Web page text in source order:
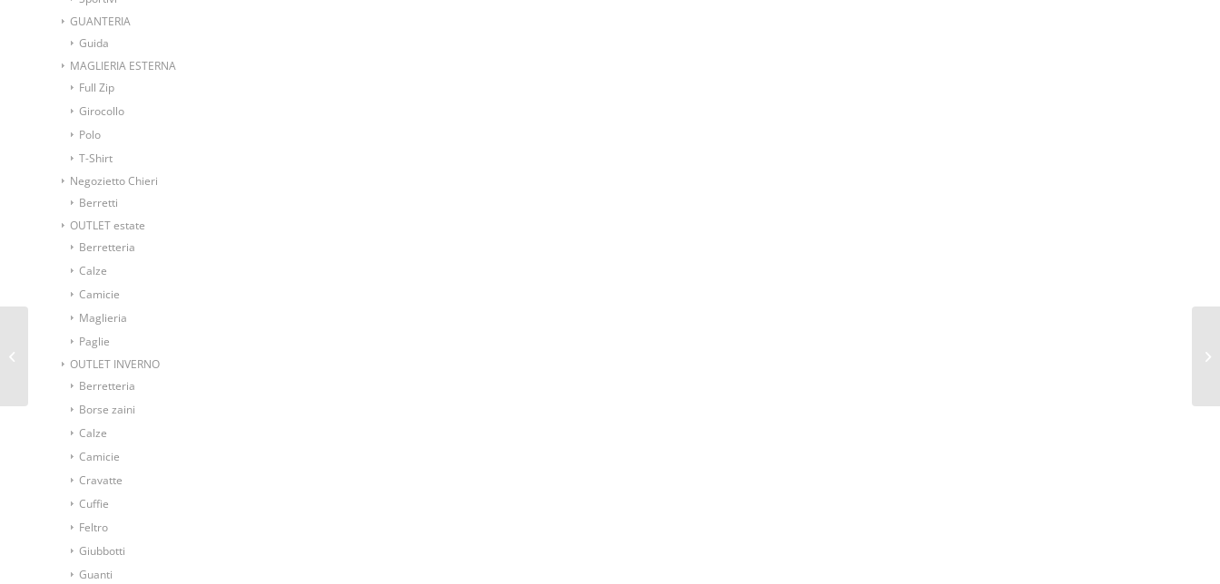
GUANTERIA
Guida
MAGLIERIA ESTERNA
Full Zip
Girocollo
Polo
T-Shirt
Negozietto Chieri
Berretti
OUTLET estate
Berretteria
Calze
Camicie
Maglieria
Paglie
OUTLET INVERNO
Berretteria
Borse zaini
Calze
Camicie
Cravatte
Cuffie
Feltro
Giubbotti
Guanti
Gemelli effetto bottone